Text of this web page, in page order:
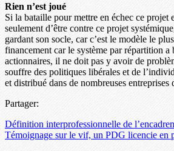
Rien n’est joué
Si la bataille pour mettre en échec ce projet
seulement d’être contre ce projet
gardant son socle, car c’est le modèle le
financement car le système par répartition
actionnaires, il ne doit pas y avoir de
souffre des politiques libérales et de
et distribué dans de nombreuses
Partager:
Définition interprofessionnelle de
Témoignage sur le vif, un PDG licencie en